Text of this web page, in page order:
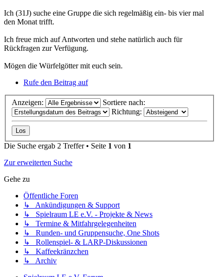
Ich (31J) suche eine Gruppe die sich regelmäßig ein- bis vier mal
den Monat trifft.
Ich freue mich auf Antworten und stehe natürlich auch für
Rückfragen zur Verfügung.
Mögen die Würfelgötter mit euch sein.
Rufe den Beitrag auf
Anzeigen:
Sortiere nach:
Richtung:
Die Suche ergab 2 Treffer • Seite 1 von 1
Zur erweiterten Suche
Gehe zu
Öffentliche Foren
↳ Ankündigungen & Support
↳ Spielraum LE e.V. - Projekte & News
↳ Termine & Mitfahrgelegenheiten
↳ Runden- und Gruppensuche, One Shots
↳ Rollenspiel- & LARP-Diskussionen
↳ Kaffeekränzchen
↳ Archiv